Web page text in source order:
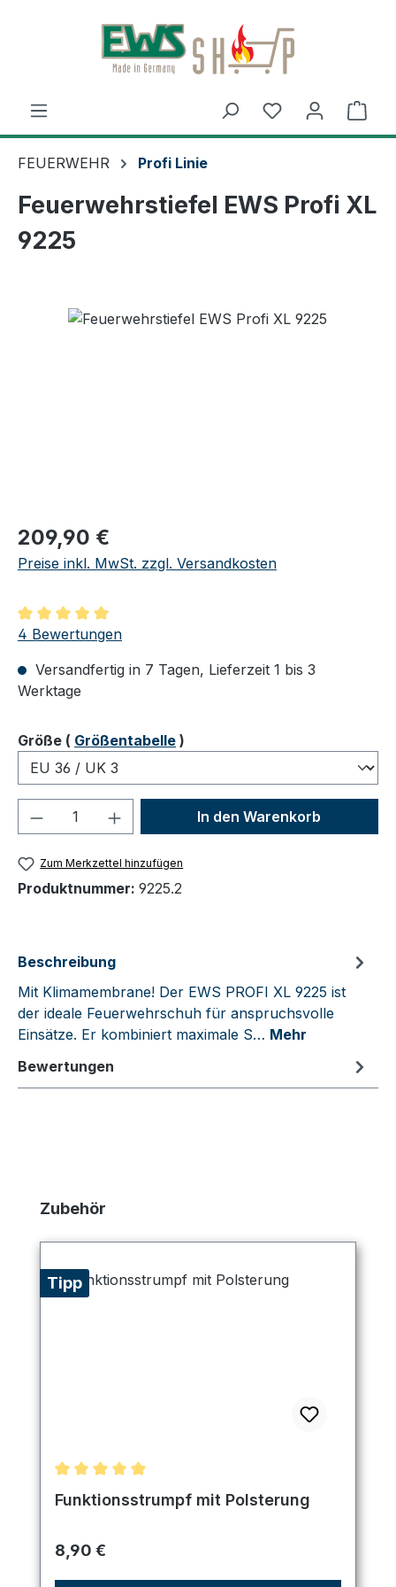
Zum Hauptinhalt springen
FEUERWEHR Profi Linie
Feuerwehrstiefel EWS Profi XL
9225
Regulärer Preis:
209,90 €
Preise inkl. MwSt. zzgl. Versandkosten
Durchschnittliche Bewertung von 5 von 5 Sternen
4 Bewertungen
Versandfertig in 7 Tagen, Lieferzeit 1 bis 3
Werktage
Größeauswählen
( Größentabelle )
Produkt Anzahl: Gib denIn den Warenkorb
Zum Merkzettel hinzufügen
Produktnummer: 9225.2
Beschreibung
Mit Klimamembrane! Der EWS PROFI XL 9225 ist
der ideale Feuerwehrschuh für anspruchsvolle
Einsätze. Er kombiniert maximale S… Mehr
Bewertungen
Produktgalerie überspringen
Zubehör
Tipp
Durchschnittliche Bewertung von 5 von 5 Sternen
Funktionsstrumpf mit Polsterung
Regulärer Preis:
8,90 €